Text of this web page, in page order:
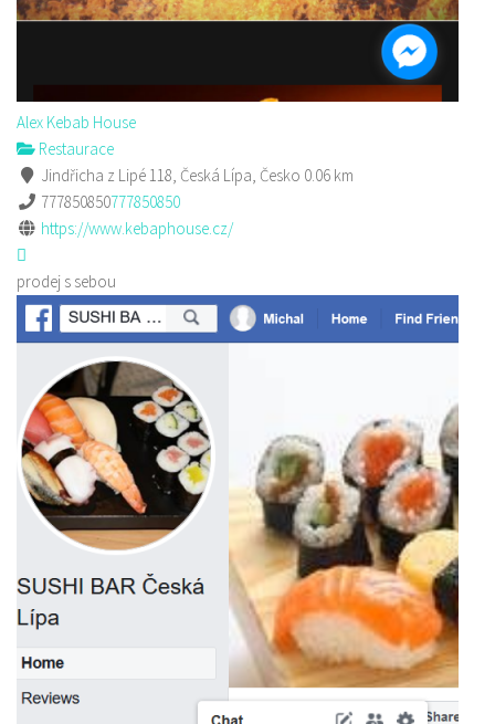
Alex Kebab House
Restaurace
Jindřicha z Lipé 118, Česká Lípa, Česko 0.06 km
777850850777850850
https://www.kebaphouse.cz/
prodej s sebou